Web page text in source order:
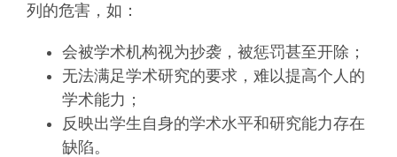
列的危害，如：
会被学术机构视为抄袭，被惩罚甚至开除；
无法满足学术研究的要求，难以提高个人的
学术能力；
反映出学生自身的学术水平和研究能力存在
缺陷。